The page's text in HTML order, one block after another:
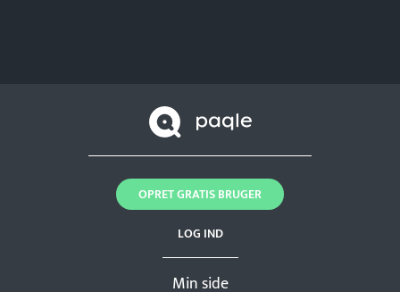
Min side
LOG IND
OPRET GRATIS BRUGER